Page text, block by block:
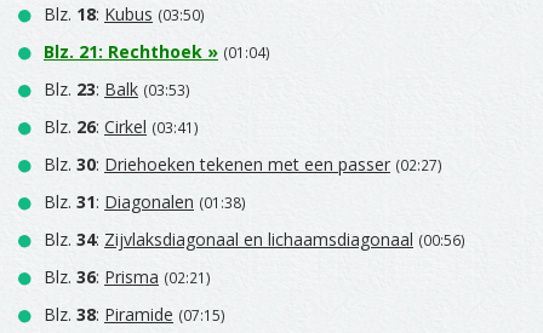
Blz. 18: Kubus (03:50)
Blz. 21: Rechthoek » (01:04)
Blz. 23: Balk (03:53)
Blz. 26: Cirkel (03:41)
Blz. 30: Driehoeken tekenen met een passer (02:27)
Blz. 31: Diagonalen (01:38)
Blz. 34: Zijvlaksdiagonaal en lichaamsdiagonaal (00:56)
Blz. 36: Prisma (02:21)
Blz. 38: Piramide (07:15)